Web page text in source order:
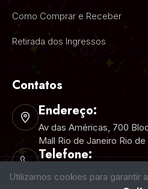
Como Comprar e Receber
Retirada dos Ingressos
Contatos
Endereço:
Av das Américas, 700
Mall Rio de Janeiro Rio
Telefone:
+55 (21) 2025-5000
Utilizamos cookies para garantir